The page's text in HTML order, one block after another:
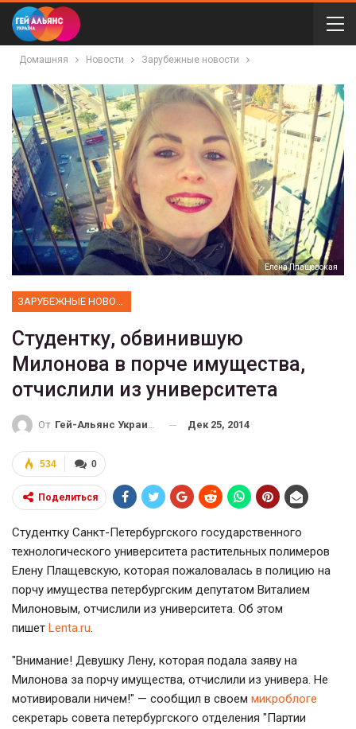
Домашняя Новости Зарубежные новости
Елена Плащевская
Студентку, обвинившую
Милонова в порче имущества,
отчислили из университета
От Гей-Альянс Украина Дек 25, 2014
0
534
Поделиться
Студентку Санкт-Петербургского государственного
технологического университета растительных полимеров
Елену Плащевскую, которая пожаловалась в полицию на
порчу имущества петербургским депутатом Виталием
Милоновым, отчислили из университета. Об этом
пишет Lenta.ru.
"Внимание! Девушку Лену, которая подала заяву на
Милонова за порчу имущества, отчислили из универа. Не
мотивировали ничем!" — сообщил в своем микроблоге
секретарь совета петербургского отделения "Партии